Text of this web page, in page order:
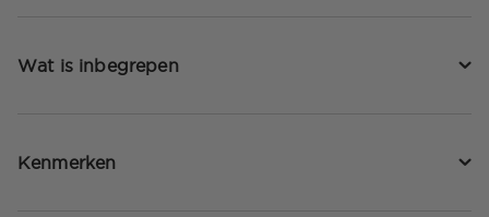
Wat is inbegrepen
Kenmerken